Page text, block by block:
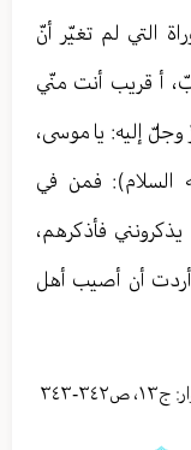
التي لم تغيّر أنّ
أ قريب أنت منّي
وجلّ إليه: يا موسى،
السلام): فمن في
فأذكرهم،
أردت أن أصيب أهل
ج١٣، ص٣٤٢-٣٤٣